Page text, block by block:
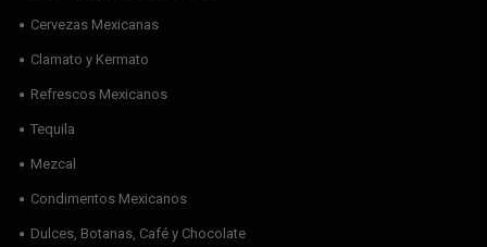
Cervezas Mexicanas
Clamato y Kermato
Refrescos Mexicanos
Tequila
Mezcal
Condimentos Mexicanos
Dulces, Botanas, Café y Chocolate